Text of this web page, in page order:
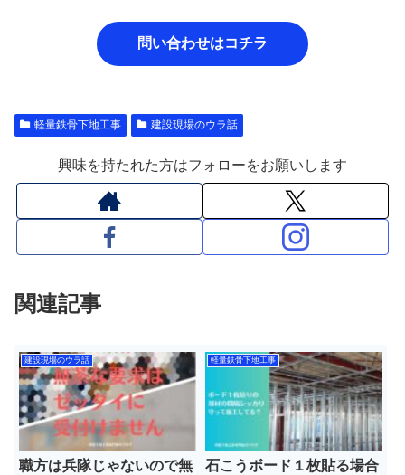
問い合わせはコチラ
軽量鉄骨下地工事 建設現場のウラ話
興味を持たれた方はフォローをお願いします
関連記事
建設現場のウラ話
職方は兵隊じゃないので無
軽量鉄骨下地工事
石こうボード１枚貼る場合